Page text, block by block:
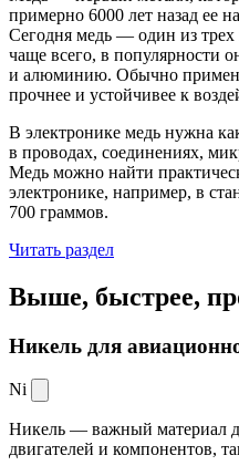
примерно 6000 лет назад ее
Сегодня медь — один из трех
чаще всего, в популярности
и алюминию. Обычно
прочнее и устойчивее к
В электронике медь нужна
в проводах, соединениях,
Медь можно найти
электронике, например, в
700 граммов.
Читать раздел
Выше, быстрее,
Никель для
Ni
Никель — важный материал
двигателей и компонентов,